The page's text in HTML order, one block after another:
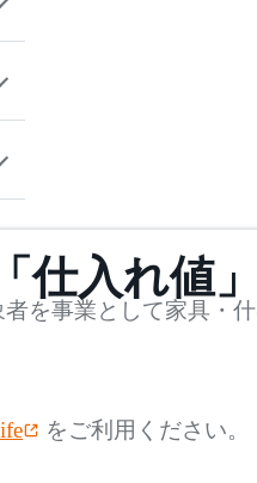
仕入れ値
を事業として家具・
をご利用ください。